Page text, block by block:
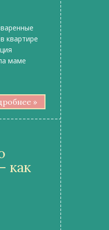
квартире
маме
»
как